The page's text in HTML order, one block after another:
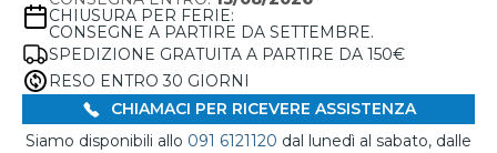
CHIUSURA PER FERIE:
CONSEGNE A PARTIRE DA SETTEMBRE.
SPEDIZIONE GRATUITA A PARTIRE DA 150€
RESO ENTRO 30 GIORNI
CHIAMACI PER RICEVERE ASSISTENZA
Siamo disponibili allo 091 6121120 dal lunedì al sabato, dalle